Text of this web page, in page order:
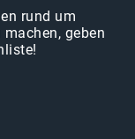
rund um
geben